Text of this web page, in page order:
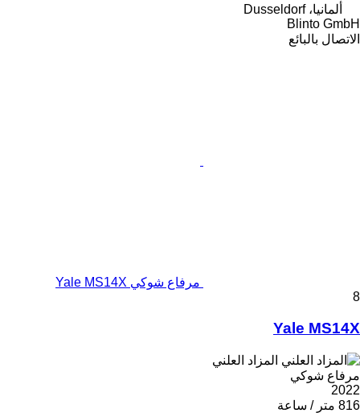
ألمانيا، Dusseldorf
Blinto GmbH
الاتصال بالبائع
مرفاع شوكي Yale MS14X
8
Yale MS14X
المزاد العلني
مرفاع شوكي
2022
816 متر / ساعة